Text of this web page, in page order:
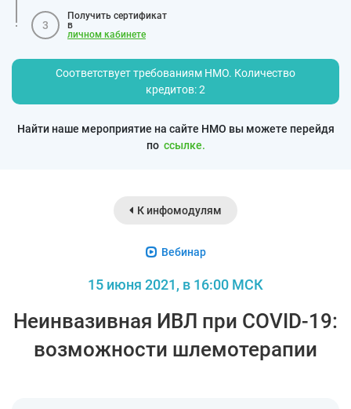
3
Получить сертификат
в
личном кабинете
Соответствует требованиям НМО. Количество
кредитов: 2
Найти наше мероприятие на сайте НМО вы можете перейдя
по ссылке.
К инфомодулям
Вебинар
15 июня 2021, в 16:00 МСК
Неинвазивная ИВЛ при COVID-19:
возможности шлемотерапии